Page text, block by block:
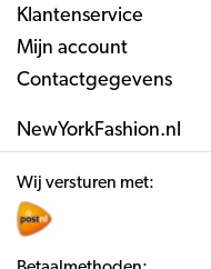
Klantenservice
Mijn account
Contactgegevens
NewYorkFashion.nl
Wij versturen met: